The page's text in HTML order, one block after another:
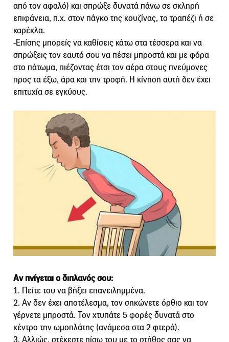
από τον αφαλό) και σπρώξε δυνατά πάνω σε σκληρή
επιφάνεια, π.χ. στον πάγκο της κουζίνας, το τραπέζι ή σε
καρέκλα.
-Επίσης μπορείς να καθίσεις κάτω στα τέσσερα και να
σπρώξεις τον εαυτό σου να πέσει μπροστά και με φόρα
στο πάτωμα, πιέζοντας έτσι τον αέρα στους πνεύμονες
προς τα έξω, άρα και την τροφή. Η κίνηση αυτή δεν έχει
επιτυχία σε εγκύους.
Αν πνίγεται ο διπλανός σου:
1. Πείτε του να βήξει επανειλημμένα.
2. Αν δεν έχει αποτέλεσμα, τον σηκώνετε όρθιο και τον
γέρνετε μπροστά. Τον χτυπάτε 5 φορές δυνατά στο
κέντρο την ωμοπλάτης (ανάμεσα στα 2 φτερά).
3. Αλλιώς, στέκεστε πίσω του με το στήθος σας να